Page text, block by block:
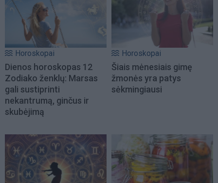
Horoskopai
Dienos horoskopas 12
Zodiako ženklų: Marsas
gali sustiprinti
nekantrumą, ginčus ir
skubėjimą
Horoskopai
Šiais mėnesiais gimę
žmonės yra patys
sėkmingiausi